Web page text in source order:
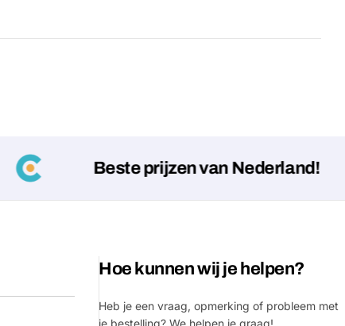
Beste prijzen van Nederland!
Hoe kunnen wij je helpen?
Heb je een vraag, opmerking of probleem met
je bestelling? We helpen je graag!